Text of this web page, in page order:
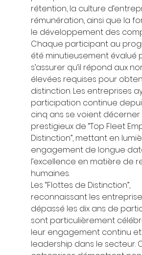
rétention, la culture
rémunération, ainsi que la
le développement des
Chaque participant au
été minutieusement évalué
s’assurer qu’il répond aux
élevées requises pour
distinction. Les entreprises
participation continue
cinq ans se voient
prestigieux de “Top Fleet
Distinction”, mettant en
engagement de longue
l’excellence en matière de
humaines.
Les “Flottes de Distinction”,
reconnaissant les
dépassé les dix ans de
sont particulièrement
leur engagement continu
leadership dans le secteur.